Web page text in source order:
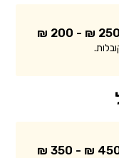
250 ₪ - 200 ₪
450 ₪ -